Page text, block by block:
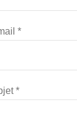
*
*